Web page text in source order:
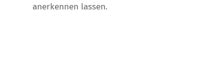
anerkennen lassen.